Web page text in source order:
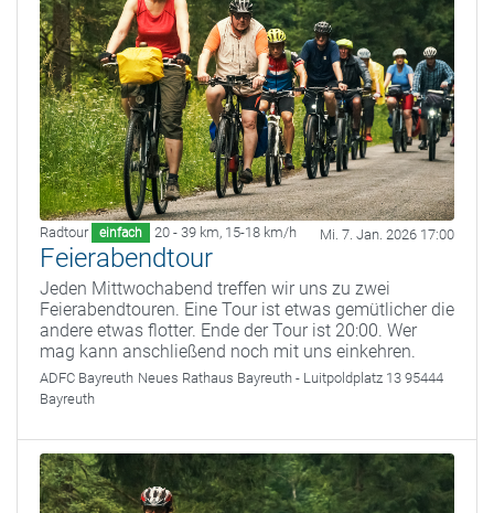
Radtour einfach 20 - 39 km, 15-18 km/h Mi. 7. Jan. 2026 17:00
Feierabendtour
Jeden Mittwochabend treffen wir uns zu zwei
Feierabendtouren. Eine Tour ist etwas gemütlicher die
andere etwas flotter. Ende der Tour ist 20:00. Wer
mag kann anschließend noch mit uns einkehren.
ADFC Bayreuth Neues Rathaus Bayreuth - Luitpoldplatz 13 95444
Bayreuth